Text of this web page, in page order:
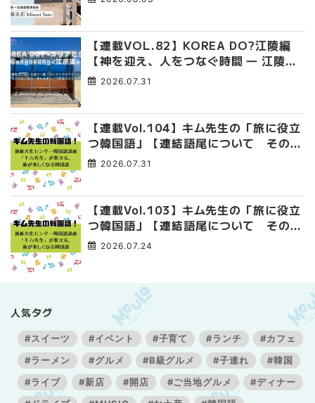
【連載VOL.82】KOREA DO?江陵編
【神を迎え、人をつなぐ時間 ― 江陵端
午祭 】
2026.07.31
【連載Vol.104】キム先生の「旅に役立
つ韓国語」【連結語尾について その
4】2026.07.31
【連載Vol.103】キム先生の「旅に役立
つ韓国語」【連結語尾について その
3】2026.07.24
人気タグ
#スイーツ #イベント #子育て #ランチ
#カフェ
#ラーメン
#グルメ #B級グルメ #子連れ
#韓国
#ライブ
#新店 #開店 #ご当地グルメ
#ディナー